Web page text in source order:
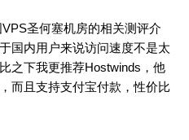
圣何塞机房的相关测评介
国内用户来说访问速度不是太
之下我更推荐Hostwinds，他
而且支持支付宝付款，性价比